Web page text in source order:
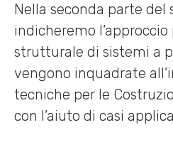
Nella seconda parte del
indicheremo
strutturale di sistemi a
vengono inquadrate
tecniche per le
con l’aiuto di casi